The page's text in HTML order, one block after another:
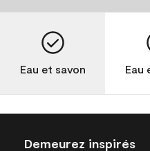
Eau et savon Eau
Demeurez inspirés